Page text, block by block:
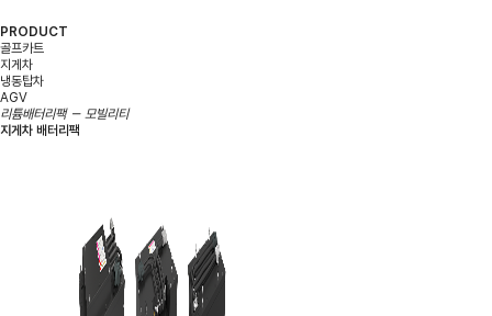
PRODUCT
골프카트
지게차
냉동탑차
AGV
리튬배터리팩 － 모빌리티
지게차 배터리팩